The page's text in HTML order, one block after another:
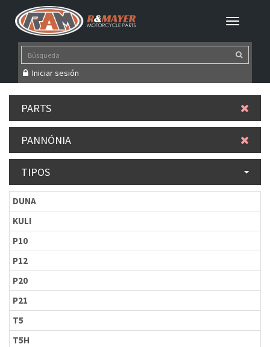
Iniciar sesión
PARTS
PANNÓNIA
TIPOS
DUNA
KULI
P10
P12
P20
P21
T5
T5H